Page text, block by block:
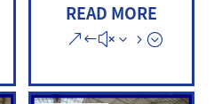
READ MORE